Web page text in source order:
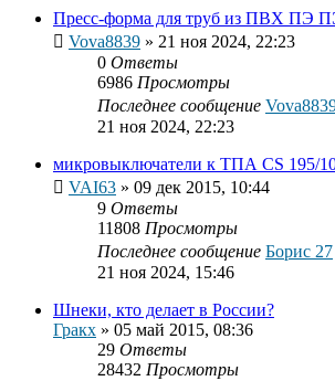
Пресс-форма для труб из ПВХ ПЭ
Vova8839 » 21 ноя 2024, 22:23
0 Ответы
6986 Просмотры
Последнее сообщение
21 ноя 2024, 22:23
микровыключатели к ТПА CS 195/
VAI63 » 09 дек 2015, 10:44
9 Ответы
11808 Просмотры
Последнее сообщение Борис 27
21 ноя 2024, 15:46
Шнеки, кто делает в России?
Гракх » 05 май 2015, 08:36
29 Ответы
28432 Просмотры